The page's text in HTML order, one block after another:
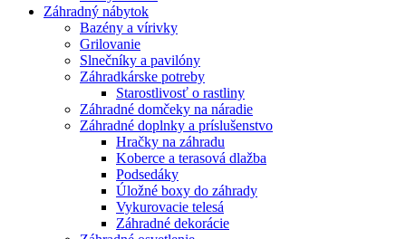
Záhradný nábytok
Bazény a vírivky
Grilovanie
Slnečníky a pavilóny
Záhradkárske potreby
Starostlivosť o rastliny
Záhradné domčeky na náradie
Záhradné doplnky a príslušenstvo
Hračky na záhradu
Koberce a terasová dlažba
Podsedáky
Úložné boxy do záhrady
Vykurovacie telesá
Záhradné dekorácie